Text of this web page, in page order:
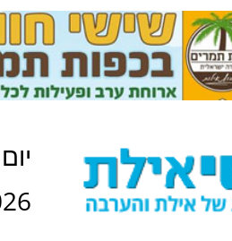
יום